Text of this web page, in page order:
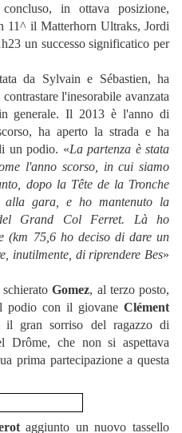
in ottava posizione,
11^ il Matterhorn Ultraks, Jordi
un successo significatico per
da Sylvain e Sébastien, ha
l'inesorabile avanzata
generale. Il 2013 è l'anno di
ha aperto la strada e ha
un podio. «La partenza è stata
l'anno scorso, in cui siamo
dopo la Tête de la Tronche
gara, e ho mantenuto la
Grand Col Ferret. Là ho
(km 75,6 ho deciso di dare un
inutilmente, di riprendere Bes»
schieratoGomez, al terzo posto,
podio con il giovane Clément
il gran sorriso del ragazzo di
Drôme, che non si aspettava
prima partecipazione a questa
aggiunto un nuovo tassello